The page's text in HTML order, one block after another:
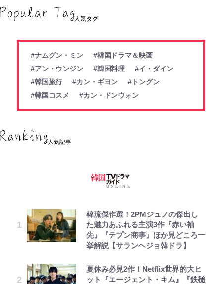
人気タグ
#ナムグン・ミン
#韓国ドラマ＆映画
#アン・ウンジン
#韓国料理
#イ・ダイン
#韓国旅行
#カン・ギヨン
#トングン
#韓国コスメ
#カン・ドンウォン
人気記事
韓流傑作選！2PMジュノの傑出し
た魅力あふれる主演3作『赤い袖
先』『テプン商事』ほか見どころ一
挙解説【サランヘジョ韓ドラ】
夏休み必見2作！Netflix世界的大ヒ
ット『エージェント・キム』『鉄槌